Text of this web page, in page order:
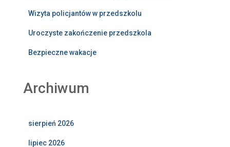
Wizyta policjantów w przedszkolu
Uroczyste zakończenie przedszkola
Bezpieczne wakacje
Archiwum
sierpień 2026
lipiec 2026